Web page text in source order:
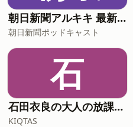
朝日新聞アルキキ 最新ニュース
朝日新聞ポッドキャスト
石
石田衣良の大人の放課後ラジオ
KIQTAS